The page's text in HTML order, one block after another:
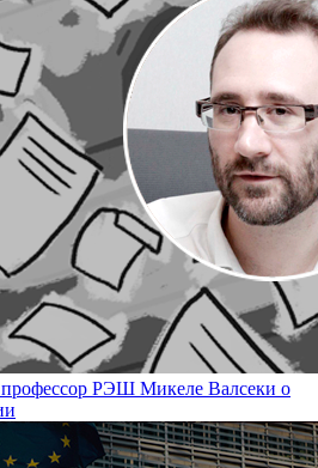
РЭШ Микеле Валсеки о